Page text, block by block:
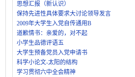
思想汇报（新认识）
保持先进性具体要求大讨论领导发言
2009年大学生入党自传通用B
道歉情书：亲爱的，对不起
小学生品德评语五
大学生预备党员入党申请书
科学小论文-太阳的结构
学习贯彻六中全会精神